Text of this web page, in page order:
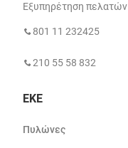
Εξυπηρέτηση πελατών
801 11 232425
210 55 58 832
ΕΚΕ
Πυλώνες